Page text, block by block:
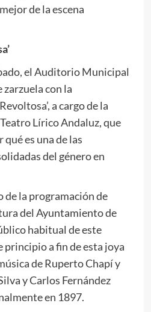
de la escena
el Auditorio Municipal
con la
a cargo de la
Lírico Andaluz, que
es una de las
del género en
de la programación de
del Ayuntamiento de
habitual de este
principio a fin de esta joya
de Ruperto Chapí y
y Carlos Fernández
en 1897.